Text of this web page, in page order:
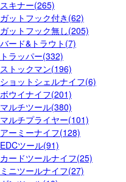
スキナー(265)
ガットフック付き(62)
ガットフック無し(205)
バード&トラウト(7)
トラッパー(332)
ストックマン(196)
ショットシェルナイフ(6)
ボウイナイフ(201)
マルチツール(380)
マルチプライヤー(101)
アーミーナイフ(128)
EDCツール(91)
カードツールナイフ(25)
ミニツールナイフ(27)